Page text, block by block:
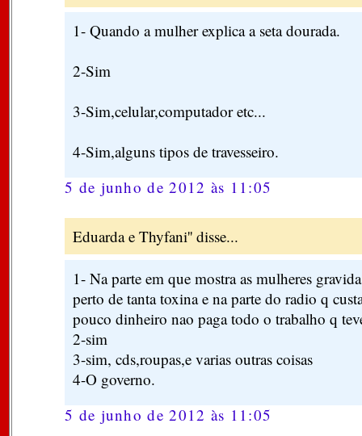
1- Quando a mulher explica a seta dourada.
2-Sim
3-Sim,celular,computador etc...
4-Sim,alguns tipos de travesseiro.
5 de junho de 2012 às 11:05
Eduarda e Thyfani'' disse...
1- Na parte em que mostra as mulheres
perto de tanta toxina e na parte do radio q
pouco dinheiro nao paga todo o trabalho q
2-sim
3-sim, cds,roupas,e varias outras coisas
4-O governo.
5 de junho de 2012 às 11:05